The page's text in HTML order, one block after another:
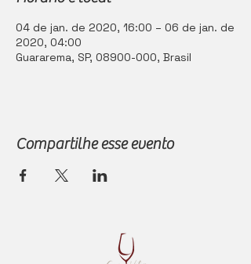
04 de jan. de 2020, 16:00 – 06 de jan. de
2020, 04:00
Guararema, SP, 08900-000, Brasil
Compartilhe esse evento